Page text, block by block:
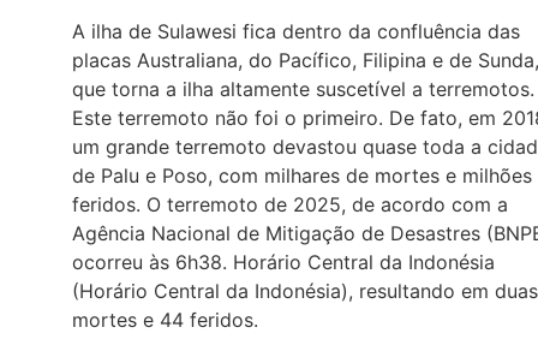
A ilha de Sulawesi fica dentro da confluência das
placas Australiana, do Pacífico, Filipina e de
que torna a ilha altamente suscetível a terremotos.
Este terremoto não foi o primeiro. De fato, em
um grande terremoto devastou quase toda a
de Palu e Poso, com milhares de mortes e milhões
feridos. O terremoto de 2025, de acordo com a
Agência Nacional de Mitigação de Desastres
ocorreu às 6h38. Horário Central da Indonésia
(Horário Central da Indonésia), resultando em duas
mortes e 44 feridos.